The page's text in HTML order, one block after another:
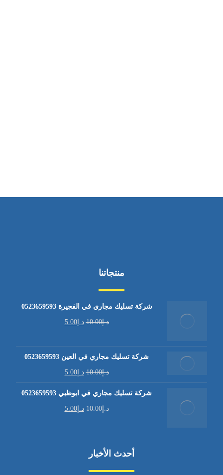
منتجاتنا
شركة تسليك مجاري في الفجيرة 0523659593
د.إ10.00 د.إ5.00
شركة تسليك مجاري في العين 0523659593
د.إ10.00 د.إ5.00
شركة تسليك مجاري في ابوظبي 0523659593
د.إ10.00 د.إ5.00
أحدث الأخبار